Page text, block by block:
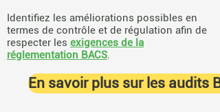
Identifiez les améliorations possibles en
termes de contrôle et de régulation afin de
respecter les exigences de la
réglementation BACS.
En savoir plus sur les audits